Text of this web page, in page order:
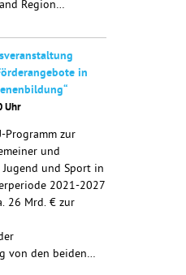
Region…
in
Uhr
Programm zur
und
und Sport in
2021-2027
26 Mrd. € zur
von den beiden…